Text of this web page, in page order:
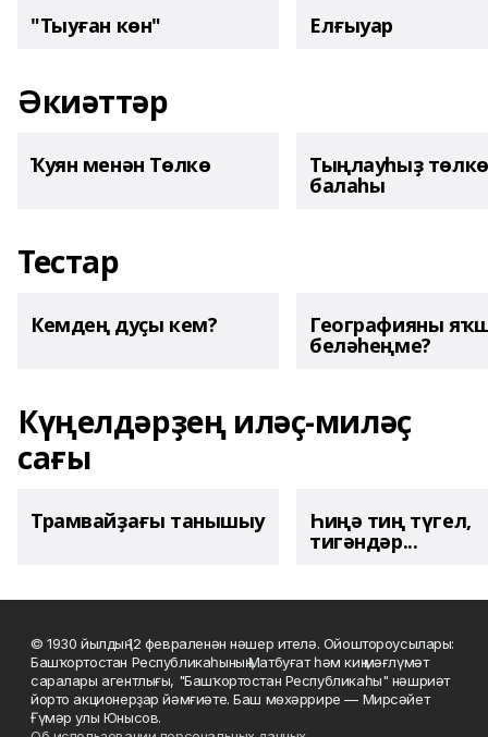
"Тыуған көн" Елғыуар
Әкиәттәр
Ҡуян менән Төлкө Тыңлауһыҙ төлкө
балаһы
Тестар
Кемдең дуҫы кем? Географияны
беләһеңме?
Күңелдәрҙең иләҫ-миләҫ
сағы
Трамвайҙағы танышыу Һиңә тиң түгел,
тигәндәр...
© 1930 йылдың 12 февраленән нәшер ителә. Ойоштороусылары:
Башҡортостан Республикаһының Матбуғат һәм киң мәғлүмәт
саралары агентлығы, "Башҡортостан Республикаһы" нәшриәт
йорто акционерҙар йәмғиәте. Баш мөхәррире — Мирсәйет
Ғүмәр улы Юнысов.